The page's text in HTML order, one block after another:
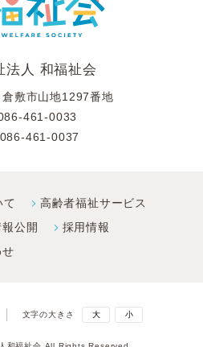
法人 和福祉会
敷市山地1297番地
461-0033
461-0037
高齢者福祉サービス
報公開
採⽤情報
文字の大きさ 大 小